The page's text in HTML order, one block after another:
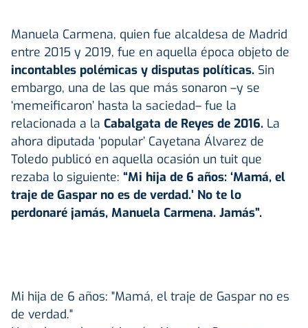
Manuela Carmena, quien fue alcaldesa de Madrid
entre 2015 y 2019, fue en aquella época objeto de
incontables polémicas y disputas políticas. Sin
embargo, una de las que más sonaron –y se
‘memeificaron’ hasta la saciedad– fue la
relacionada a la Cabalgata de Reyes de 2016. La
ahora diputada ‘popular’ Cayetana Álvarez de
Toledo publicó en aquella ocasión un tuit que
rezaba lo siguiente: “Mi hija de 6 años: ‘Mamá, el
traje de Gaspar no es de verdad.’ No te lo
perdonaré jamás, Manuela Carmena. Jamás”.
Mi hija de 6 años: "Mamá, el traje de Gaspar no es
de verdad."